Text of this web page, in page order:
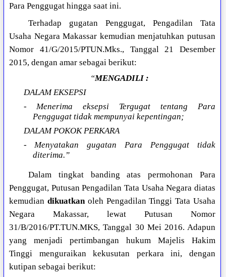
Para Penggugat hingga saat ini.
Terhadap gugatan Penggugat, Pengadilan Tata
Usaha Negara Makassar kemudian menjatuhkan putusan
Nomor 41/G/2015/PTUN.Mks., Tanggal 21 Desember
2015, dengan amar sebagai berikut:
“MENGADILI :
DALAM EKSEPSI
- Menerima eksepsi Tergugat tentang Para
Penggugat tidak mempunyai kepentingan;
DALAM POKOK PERKARA
- Menyatakan gugatan Para Penggugat tidak
diterima.”
Dalam tingkat banding atas permohonan Para
Penggugat, Putusan Pengadilan Tata Usaha Negara diatas
kemudian dikuatkanoleh Pengadilan Tinggi Tata Usaha
Negara Makassar, lewat Putusan Nomor
31/B/2016/PT.TUN.MKS, Tanggal 30 Mei 2016. Adapun
yang menjadi pertimbangan hukum Majelis Hakim
Tinggi menguraikan kekusutan perkara ini, dengan
kutipan sebagai berikut: